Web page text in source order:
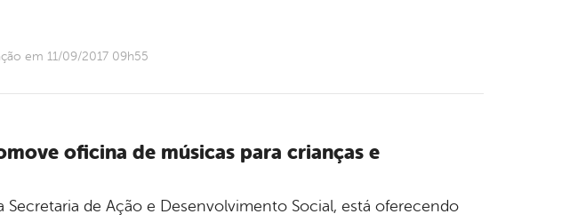
em 11/09/2017 09h55
oficina de músicas para crianças e
Secretaria de Ação e Desenvolvimento Social, está oferecendo